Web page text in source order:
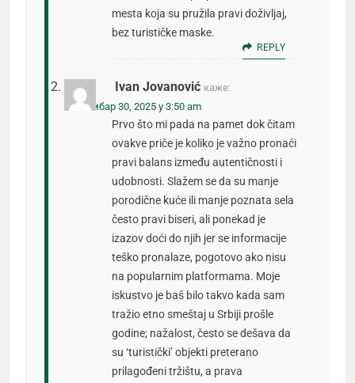
mesta koja su pružila pravi doživljaj,
bez turističke maske.
REPLY
Ivan Jovanović каже:
септембар 30, 2025 у 3:50 am
Prvo što mi pada na pamet dok čitam
ovakve priče je koliko je važno pronaći
pravi balans između autentičnosti i
udobnosti. Slažem se da su manje
porodične kuće ili manje poznata sela
često pravi biseri, ali ponekad je
izazov doći do njih jer se informacije
teško pronalaze, pogotovo ako nisu
na popularnim platformama. Moje
iskustvo je baš bilo takvo kada sam
tražio etno smeštaj u Srbiji prošle
godine; nažalost, često se dešava da
su ‘turistički’ objekti preterano
prilagođeni tržištu, a prava